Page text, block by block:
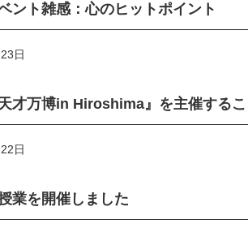
ント雑感：心のヒットポイント
日
天才万博in Hiroshima』を主催するこ
日
業を開催しました